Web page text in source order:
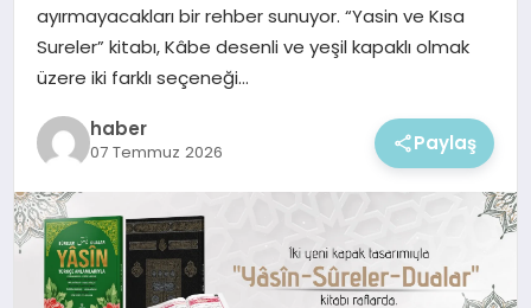
ayırmayacakları bir rehber sunuyor. “Yasin ve Kısa
Sureler” kitabı, Kâbe desenli ve yeşil kapaklı olmak
üzere iki farklı seçeneği…
haber
07 Temmuz 2026 Paylaş